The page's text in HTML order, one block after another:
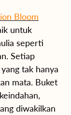
Bloom
untuk
seperti
Setiap
tak hanya
mata. Buket
diwakilkan